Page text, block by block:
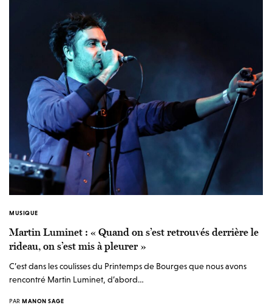
MUSIQUE
Martin Luminet : « Quand on s’est retrouvés derrière le
rideau, on s’est mis à pleurer »
C’est dans les coulisses du Printemps de Bourges que nous avons
rencontré Martin Luminet, d’abord…
PAR MANON SAGE